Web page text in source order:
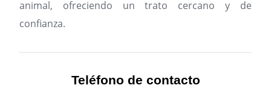
animal, ofreciendo un trato cercano y de
confianza.
Teléfono de contacto